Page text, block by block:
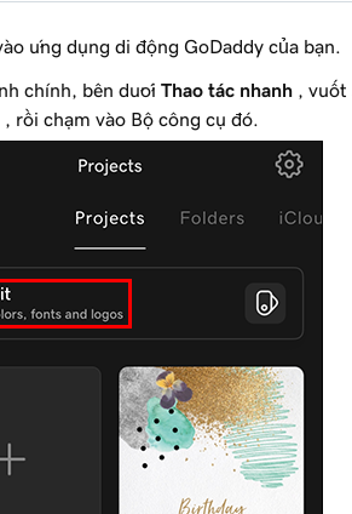
ứng dụng di động GoDaddy của bạn.
chính, bên dưới Thao tác nhanh ,
, rồi chạm vào Bộ công cụ đó.